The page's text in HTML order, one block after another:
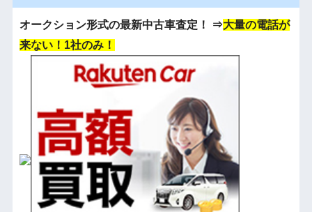
オークション形式の最新中古車査定！ ⇒大量の電話が
来ない！1社のみ！